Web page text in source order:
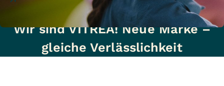
Wir sind VITREA! Neue Marke –
gleiche Verlässlichkeit